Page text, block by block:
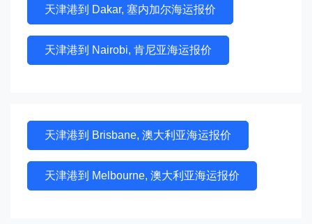
天津港到 Dakar, 塞内加尔海运报价
天津港到 Nairobi, 肯尼亚海运报价
天津港到 Brisbane, 澳大利亚海运报价
天津港到 Melbourne, 澳大利亚海运报价